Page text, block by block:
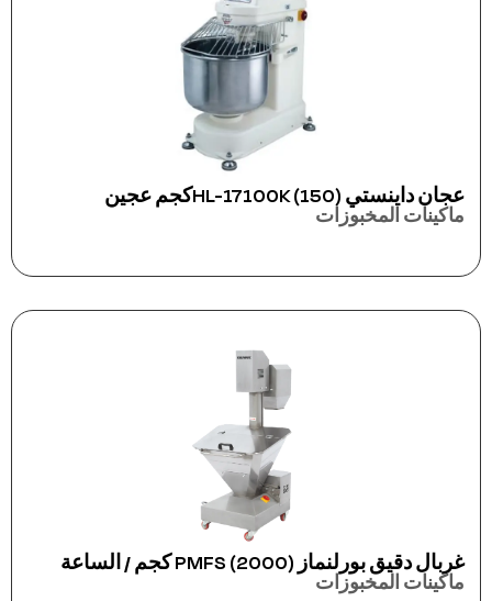
عجان داينستي HL-17100K (150)كجم عجين
ماكينات المخبوزات
غربال دقيق بورلنماز PMFS (2000) كجم / الساعة
ماكينات المخبوزات